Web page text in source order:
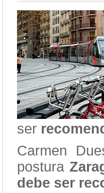
ser
Carmen
postura
debe ser